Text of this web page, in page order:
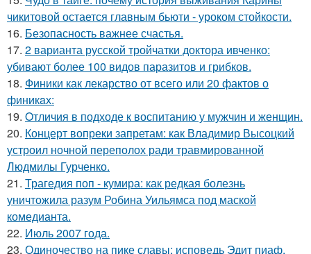
чикитовой остается главным бьюти - уроком стойкости.
16. Безопасность важнее счастья.
17. 2 варианта русской тройчатки доктора ивченко:
убивают более 100 видов паразитов и грибков.
18. Финики как лекарство от всего или 20 фактов о
финикaх:
19. Oтличия в подходе к воспитанию у мужчин и женщин.
20. Концерт вопреки запретам: как Владимир Высоцкий
устроил ночной переполох ради травмированной
Людмилы Гурченко.
21. Трагедия поп - кумира: как редкая болезнь
уничтожила разум Робина Уильямса под маской
комедианта.
22. Июль 2007 года.
23. Одиночество на пике славы: исповедь Эдит пиаф,